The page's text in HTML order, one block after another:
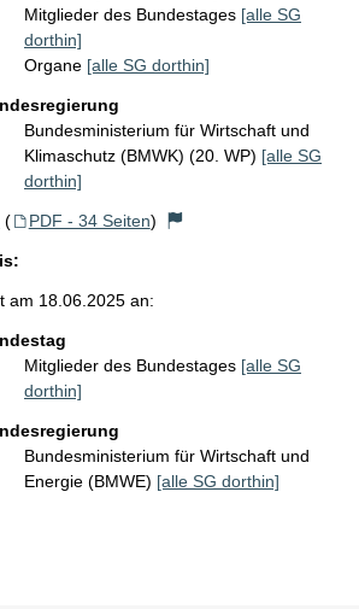
Mitglieder des Bundestages [alle SG
dorthin]
Organe [alle SG dorthin]
Bundesministerium für Wirtschaft und
Klimaschutz (BMWK) (20. WP) [alle SG
dorthin]
( PDF - 34 Seiten)
am 18.06.2025 an:
Mitglieder des Bundestages [alle SG
dorthin]
Bundesministerium für Wirtschaft und
Energie (BMWE) [alle SG dorthin]